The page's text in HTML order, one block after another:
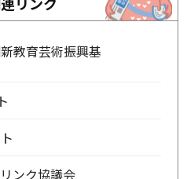
教育芸術振興基
ンク協議会